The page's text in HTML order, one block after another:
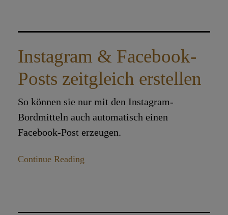
Instagram & Facebook-
Posts zeitgleich erstellen
So können sie nur mit den Instagram-
Bordmitteln auch automatisch einen
Facebook-Post erzeugen.
Continue Reading